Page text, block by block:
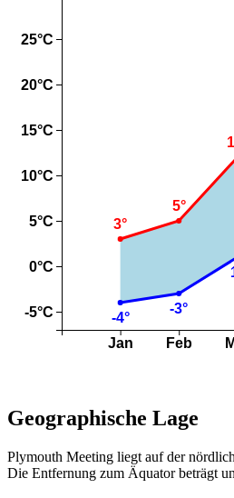
Geographische Lage
Plymouth Meeting liegt auf der
Die Entfernung zum Äquator beträgt